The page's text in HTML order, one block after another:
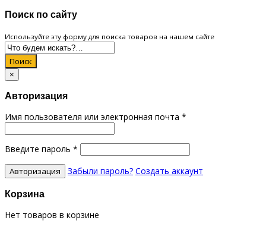
Поиск по сайту
Используйте эту форму для поиска товаров на нашем сайте
Поиск
×
Авторизация
Имя пользователя или электронная почта *
Введите пароль *
Забыли пароль? Создать аккаунт
Корзина
Нет товаров в корзине